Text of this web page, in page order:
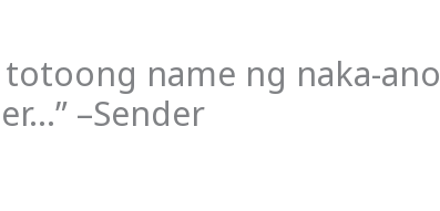
totoong name ng naka-ano
–Sender